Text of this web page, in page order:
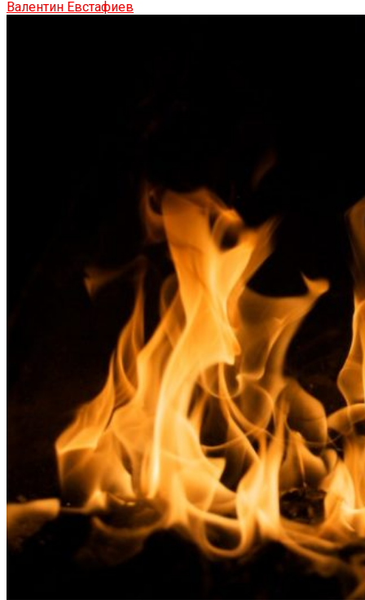
Валентин Евстафиев